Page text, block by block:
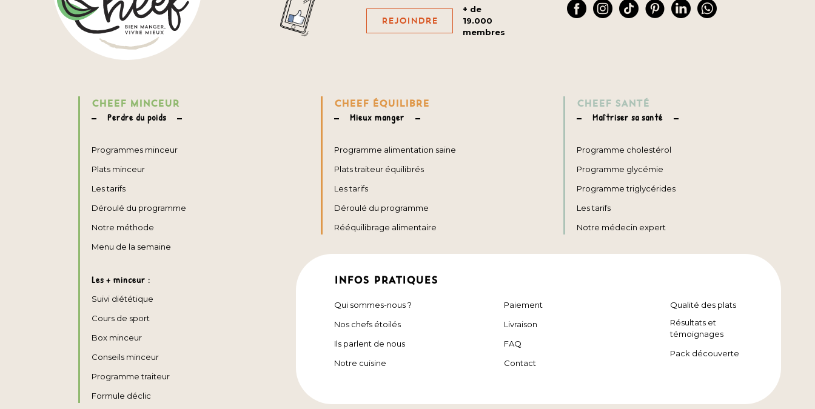
Rejoindre
+ de
19.000
membres
CHEEF MINCEUR
Perdre du poids
Programmes minceur
Plats minceur
Les tarifs
Déroulé du programme
Notre méthode
Menu de la semaine
Les + minceur :
Suivi diététique
Cours de sport
Box minceur
Conseils minceur
Programme traiteur
Formule déclic
CHEEF ÉQUILIBRE
Mieux manger
Programme alimentation saine
Plats traiteur équilibrés
Les tarifs
Déroulé du programme
Rééquilibrage alimentaire
CHEEF SANTÉ
Maîtriser sa santé
Programme cholestérol
Programme glycémie
Programme triglycérides
Les tarifs
Notre médecin expert
INFOS PRATIQUES
Qui sommes-nous ?
Nos chefs étoilés
Ils parlent de nous
Notre cuisine
Paiement
Livraison
FAQ
Contact
Qualité des plats
Résultats et
témoignages
Pack découverte